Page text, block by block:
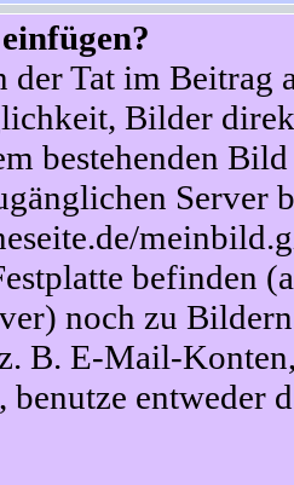
Tat im Beitrag
Bilder
bestehenden
Server
befinden
noch zu
B. E-Mail-
benutze